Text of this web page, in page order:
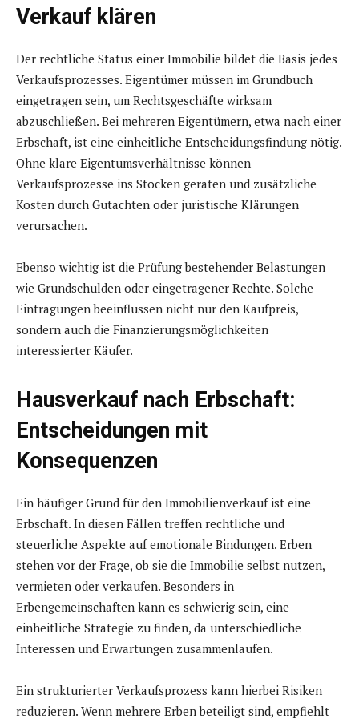
Verkauf klären
Der rechtliche Status einer Immobilie bildet die Basis jedes
Verkaufsprozesses. Eigentümer müssen im Grundbuch
eingetragen sein, um Rechtsgeschäfte wirksam
abzuschließen. Bei mehreren Eigentümern, etwa nach einer
Erbschaft, ist eine einheitliche Entscheidungsfindung nötig.
Ohne klare Eigentumsverhältnisse können
Verkaufsprozesse ins Stocken geraten und zusätzliche
Kosten durch Gutachten oder juristische Klärungen
verursachen.
Ebenso wichtig ist die Prüfung bestehender Belastungen
wie Grundschulden oder eingetragener Rechte. Solche
Eintragungen beeinflussen nicht nur den Kaufpreis,
sondern auch die Finanzierungsmöglichkeiten
interessierter Käufer.
Hausverkauf nach Erbschaft:
Entscheidungen mit
Konsequenzen
Ein häufiger Grund für den Immobilienverkauf ist eine
Erbschaft. In diesen Fällen treffen rechtliche und
steuerliche Aspekte auf emotionale Bindungen. Erben
stehen vor der Frage, ob sie die Immobilie selbst nutzen,
vermieten oder verkaufen. Besonders in
Erbengemeinschaften kann es schwierig sein, eine
einheitliche Strategie zu finden, da unterschiedliche
Interessen und Erwartungen zusammenlaufen.
Ein strukturierter Verkaufsprozess kann hierbei Risiken
reduzieren. Wenn mehrere Erben beteiligt sind, empfiehlt